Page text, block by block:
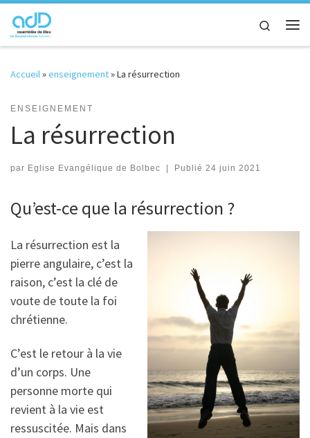
Passer au contenu
Search
Accueil»enseignement»La résurrection
ENSEIGNEMENT
La résurrection
par Eglise Evangélique de Bolbec | Publié 24 juin 2021
Qu’est-ce que la résurrection ?
La résurrection est la
pierre angulaire, c’est la
raison, c’est la clé de
voute de toute la foi
chrétienne.
C’est le retour à la vie
d’un corps. Une
personne morte qui
revient à la vie est
ressuscitée. Mais dans